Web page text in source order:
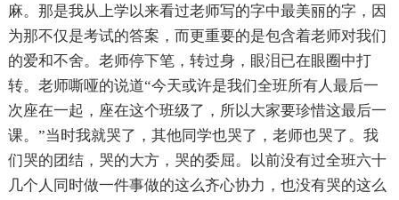
麻。那是我从上学以来看过老师写的字中最美丽的字，因
为那不仅是考试的答案，而更重要的是包含着老师对我们
的爱和不舍。老师停下笔，转过身，眼泪已在眼圈中打
转。老师嘶哑的说道“今天或许是我们全班所有人最后一
次座在一起，座在这个班级了，所以大家要珍惜这最后一
课。”当时我就哭了，其他同学也哭了，老师也哭了。我
们哭的团结，哭的大方，哭的委屈。以前没有过全班六十
几个人同时做一件事做的这么齐心协力，也没有哭的这么